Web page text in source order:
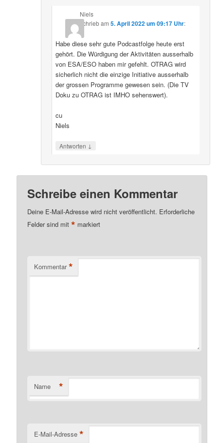
Niels
schriebam 5. April 2022 um 09:17 Uhr:
Habe diese sehr gute Podcastfolge heute erst
gehört. Die Würdigung der Aktivitäten ausserhalb
von ESA/ESO haben mir gefehlt. OTRAG wird
sicherlich nicht die einzige Initiative ausserhalb
der grossen Programme gewesen sein. (Die TV
Doku zu OTRAG ist IMHO sehenswert).
cu
Niels
Antworten ↓
Schreibe einen Kommentar
Deine E-Mail-Adresse wird nicht veröffentlicht. Erforderliche
Felder sind mit* markiert
Kommentar *
Name *
E-Mail-Adresse *